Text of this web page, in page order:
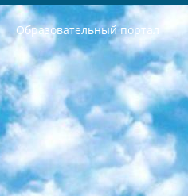
Образовательный портал
РЕСПУБЛИКА УЗБЕКИСТАН МИНИСТРЕРСТВО ДОШКОЛЬНОГО И ШКОЛЬНОГО ОБРАЗОВАНИЯ КОМАНДА в общеобразовательных учреждениях в 2023-2024 учебном году организация и проведение итоговой государственной аттестации обучающихся о Министра дошкольного и школьного образования Республики Узбекистан от 4 марта 2008 года (постановлением Минюста от 20 марта 2008 года № 1778 государственной регистрации) «Итоговое состояние учащихся общего среднего образования на основании положения об утверждении положения об аттестации общего среднего образования выпускной экзамен студентов в образовательных учреждениях в 2023-2024 учебном году В целях организации и прохождения аттестации приказываю: 1. Следующее: перечень предметов, по которым будет проводиться итоговая государственная аттестация и экзамен формы перевода согласно приложению 1; сертификаты международного образца, оценивающие уровень владения иностранными языками перечень согласно приложению 2; 2. Педагогический при специализированных образовательных учреждениях. научно-практический центр квалификации и международной оценки (Д.Давидова) 2024 г. До 25 марта: задания по предметам, по которым будет проводиться итоговая аттестация разработка и утверждение технических условий; итоговая аттестация на основании разработанного предметного задания разработка вопросов по предметам (устно и письменно), экзамен передача; общеобразовательные средние школы и специальные учебные заведения учащиеся выпускных классов школ и интернатов в агентской системе подготовка базы данных экзаменационных материалов и критериев оценки; перевод базы экзаменационных материалов на все языки обучения подать в Республиканский образовательный центр для изготовления; варианты экзаменов на основе разработанных контрольных материалов пусть будут поставлены задачи формирования. 3. Республиканский образовательный центр (Ш.Худайкулов) до 5 апреля 2024 года. до: база данных предоставленных экзаменационных материалов на все языки обучения перевод и экспертиза; для слепых, слабовидящих, глухих, слабослышащих и умственно отсталых детей учащиеся выпускных классов специализированных школ и школ-интернатов база данных экзаменационных материалов на всех преподаваемых языках подготовка критериев оценки; специализированные школы для умственно отсталых детей и технологии для учащихся выпускных классов школ-интернатов разработка соответствующих рекомендаций и критериев проведения ЕГЭ по естествознанию давать задания. 4. Педагогический при специализированных образовательных учреждениях. Научно-практический центр навыков и международной оценки (Д.Давидова), Республика образовательный центр (Худайкулов Ш.) итоговый государственный аттестационный экзамен ориентирован на творческое и логическое мышление при подготовке базы материалов учитывать введение заданий. 5. Следует отметить, что: сертификат государственного образца о знании общеобразовательного предмета и как минимум национальный уровень B1 по предметам на иностранных языках, указанным в Приложении 2. или международно признанный сертификат эквивалентного уровня студенты, изучающие определенный предмет, освобождаются от экзамена; по соответствующим предметам запланирована итоговая государственная аттестация за день до дня, путем жеребьевки Рабочей группой (в письменной форме по предметам, проводимым в форме) из числа сформированных вариантов выбрано 2 варианта; 2 выбранных варианта экзамена анонсированы на официальном сайте министерства и все выпускники по всей стране на основе этих вариантов проводит итоговую государственную аттестацию. 6. Государственное образование учащихся средних общеобразовательных учреждений. знания в соответствии с квалификационными требованиями, которые необходимо приобрести на основании стандартов итоговый (выпускной) контроль для 9 и 11 классов в целях тестирования Экзамены (далее – экзамены) состоят из предметов, перечисленных в приложении 1. будет сделано. 7. Экзамены пройдут с 26 мая по 15 июня 2024 г. (кроме науки физического воспитания). 8. Физическая для учащихся 9 классов общесредних образовательных учреждений. Экзамены по предмету «Образование, квалификация медицина» 1-6 мая 2024 года. сотрудники перевести под присмотр (с отклонениями в физическом или умственном развитии) специализированная школа для детей, школы-интернаты и со сколиозом школы-интернаты санаторного типа для больных детей исключены). 9. Он был слепым, слабовидящим и имел нарушения опорно-двигательного аппарата. экзамены в специализированных школах и интернатах для детей должны проводиться исходя из требований, предъявляемых к общеобразовательным учреждениям (физкультура кроме науки). 10. Специализированная школа для глухих и слабослышащих детей. и экзамены в интернатах и быть реализован в виде письменного теста по математике. 11. Специальность для умственно отсталых детей. Для 9 класса Родной язык и литературное письмо Государственный язык (язык обучения – узбекский). для неклассов) написано Математическое письмо Письменная/устная история Узбекистана Физическое воспитание практично Итоговый контроль Для 11 класса Написание родного языка и литературы (эссе) Математическое письмо Узбекский язык (обучение на узбекском языке) не посещающее общее среднее образование для учреждений)/Образовательное учреждение выбор письменный и устный Иностранный язык письменный/устный Письменная/устная история Узбекистана *По выбору студента:  Химия  Физика  Основы государственного права  География 10 бесплатных образовательных ресурсов - Мы составили подборку онлайн-проектов с интерактивными упражнениями, видеолекциями и статьями. Они помогут вам обрести новые и освежить старые знания бесплатно. 1. «ИНТУИТ» Старейшая образовательная площадка Рунета. Здесь вы найдёте сотни текстовых и видеокурсов на десятки различных тем — от программирования до психологии. Многие курсы подготовлены российскими университетами и крупными международными компаниями вроде Intel и Microsoft. Самостоятельное обучение бесплатное, но желающие могут оплатить услуги персональных наставников. 2. «Смартия» знакомит с актуальными профессиями и подсказывает, как им обучаться. Выбрав заинтересовавшую вас специальность — SMM-специалист, фотограф, веб-дизайнер или другую, — увидите список необходимых для неё умений. Чтобы вы могли освоить их самостоятельно, для каждого умения площадка